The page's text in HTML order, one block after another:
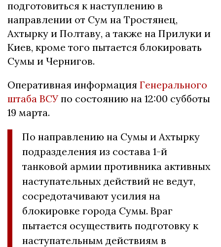
подготовиться к наступлению в
направлении от Сум на Тростянец,
Ахтырку и Полтаву, а также на Прилуки и
Киев, кроме того пытается блокировать
Сумы и Чернигов.
Оперативная информация Генерального
штаба ВСУпо состоянию на 12:00 субботы
19 марта.
По направлению на Сумы и Ахтырку
подразделения из состава 1-й
танковой армии противника активных
наступательных действий не ведут,
сосредотачивают усилия на
блокировке города Сумы. Враг
пытается осуществить подготовку к
наступательным действиям в